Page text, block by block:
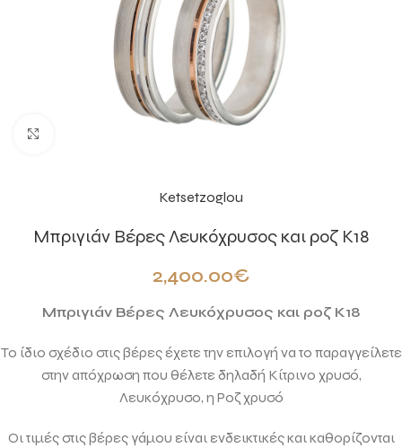
Ketsetzoglou
Μπριγιάν Βέρες Λευκόχρυσος και ροζ Κ18
2,400.00€
Μπριγιάν Βέρες Λευκόχρυσος και ροζ Κ18
Το ίδιο σχέδιο στις βέρες έχετε την επιλογή να το παραγγείλετε
στην απόχρωση που θέλετε δηλαδή Κίτρινο χρυσό,
Λευκόχρυσο, η Ρoζ χρυσό
Οι τιμές στις βέρες γάμου είναι ενδεικτικές και καθορίζονται